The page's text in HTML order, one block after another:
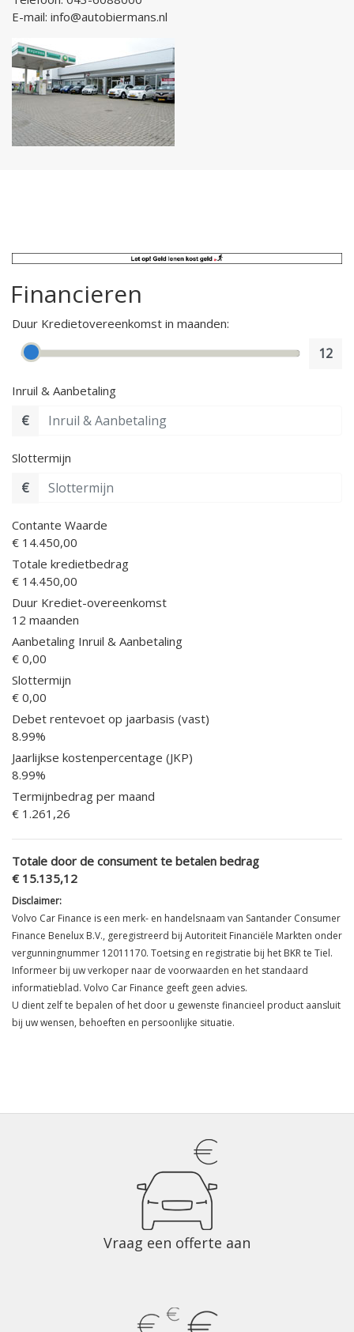
E-mail: info@autobiermans.nl
Financieren
Duur Kredietovereenkomst in maanden:
12
Inruil & Aanbetaling
€
Slottermijn
€
Contante Waarde
€ 14.450,00
Totale kredietbedrag
€ 14.450,00
Duur Krediet-overeenkomst
12 maanden
Aanbetaling Inruil & Aanbetaling
€ 0,00
Slottermijn
€ 0,00
Debet rentevoet op jaarbasis (vast)
8.99%
Jaarlijkse kostenpercentage (JKP)
8.99%
Termijnbedrag per maand
€ 1.261,26
Totale door de consument te betalen bedrag
€ 15.135,12
Disclaimer:
Volvo Car Finance is een merk- en handelsnaam van Santander Consumer
Finance Benelux B.V., geregistreerd bij Autoriteit Financiële Markten onder
vergunningnummer 12011170. Toetsing en registratie bij het BKR te Tiel.
Informeer bij uw verkoper naar de voorwaarden en het standaard
informatieblad. Volvo Car Finance geeft geen advies.
U dient zelf te bepalen of het door u gewenste financieel product aansluit
bij uw wensen, behoeften en persoonlijke situatie.
Vraag een offerte aan